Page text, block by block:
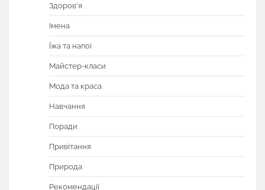
Здоров'я
Імена
Їжа та напої
Майстер-класи
Мода та краса
Навчання
Поради
Привітання
Природа
Рекомендації